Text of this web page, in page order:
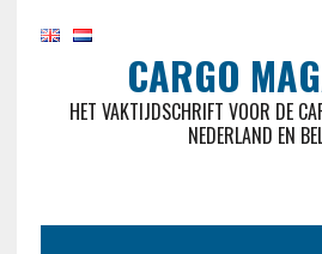
CARGO
HET VAKTIJDSCHRIFT VOOR DE
NEDERLAND EN